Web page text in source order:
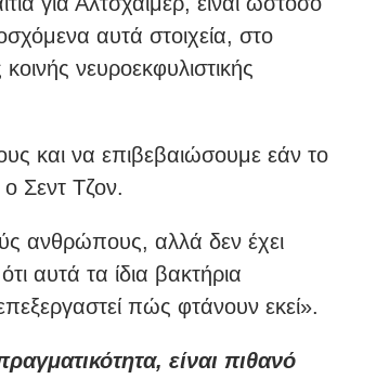
αυτά στοιχεία, στο
νευροεκφυλιστικής
και να επιβεβαιώσουμε εάν το
ο Σεντ Τζον.
ανθρώπους, αλλά δεν έχει
αυτά τα ίδια βακτήρια
πώς φτάνουν εκεί».
είναι πιθανό